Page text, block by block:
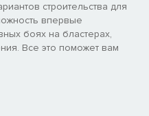
строительства для
впервые
боях на бластерах,
Все это поможет вам